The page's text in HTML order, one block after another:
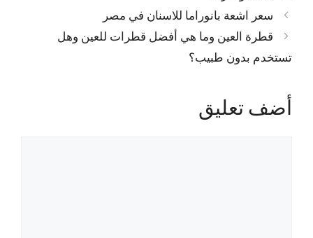
سعر اشعة بانوراما للاسنان في مصر
قطرة العين وما هي أفضل قطرات للعين وهل
تستخدم بدون طبيب؟
أضف تعليق